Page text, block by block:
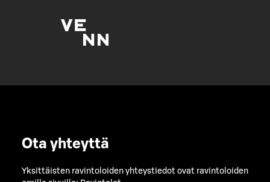
Ota yhteyttä
Yksittäisten ravintoloiden yhteystiedot ovat ravintoloiden